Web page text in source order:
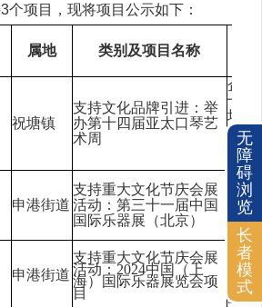
个项目，现将项目公示如下：
属地 类别及项目名称
祝塘镇
支持文化品牌引进：举
办第十四届亚太口琴艺
术周
企业
十四
场次
与，
额
申港街道
支持重大文化节庆会展
活动： 第三十一届中国
国际乐器展（北京）
企业
三十
京
金额
申港街道
支持重大文化节庆会展
活动： 2024中国（上
海）国际乐器展览会项
目
企业
2024
根
9.38
无
障
碍
浏
览
长
者
模
式